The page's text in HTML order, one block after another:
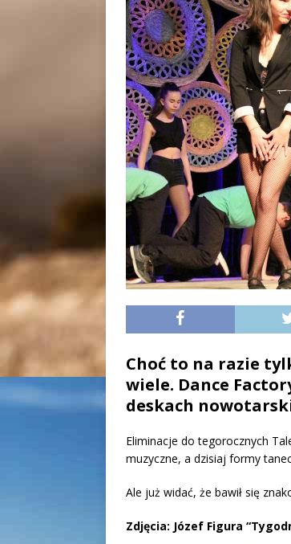
Choć to na razie
wiele. Dance
deskach
Eliminacje do tegorocznych
muzyczne, a dzisiaj formy
Ale już widać, że bawił się
Zdjęcia: Józef Figura